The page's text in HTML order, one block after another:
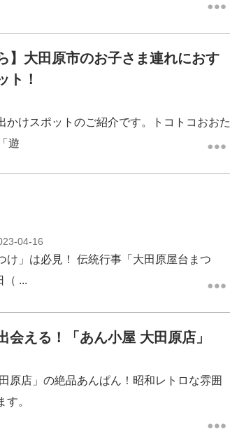
】大田原市のお子さま連れにおす
ト！
かけスポットのご紹介です。トコトコおおた
遊
04-16
け」は必見！ 伝統行事「大田原屋台まつ
（ ...
会える！「あん小屋 大田原店」
原店」の絶品あんぱん！昭和レトロな雰囲
。